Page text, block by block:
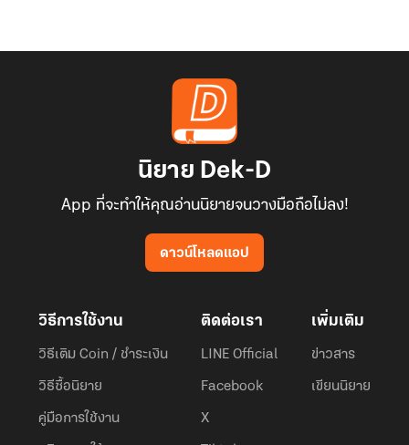
นิยาย Dek-D
App ที่จะทำให้คุณอ่านนิยายจนวางมือถือไม่ลง!
ดาวน์โหลดแอป
วิธีการใช้งาน
วิธีเติม Coin / ชำระเงิน
วิธีซื้อนิยาย
คู่มือการใช้งาน
ติดต่อเรา
LINE Official
Facebook
X
เพิ่มเติม
ข่าวสาร
เขียนนิยาย